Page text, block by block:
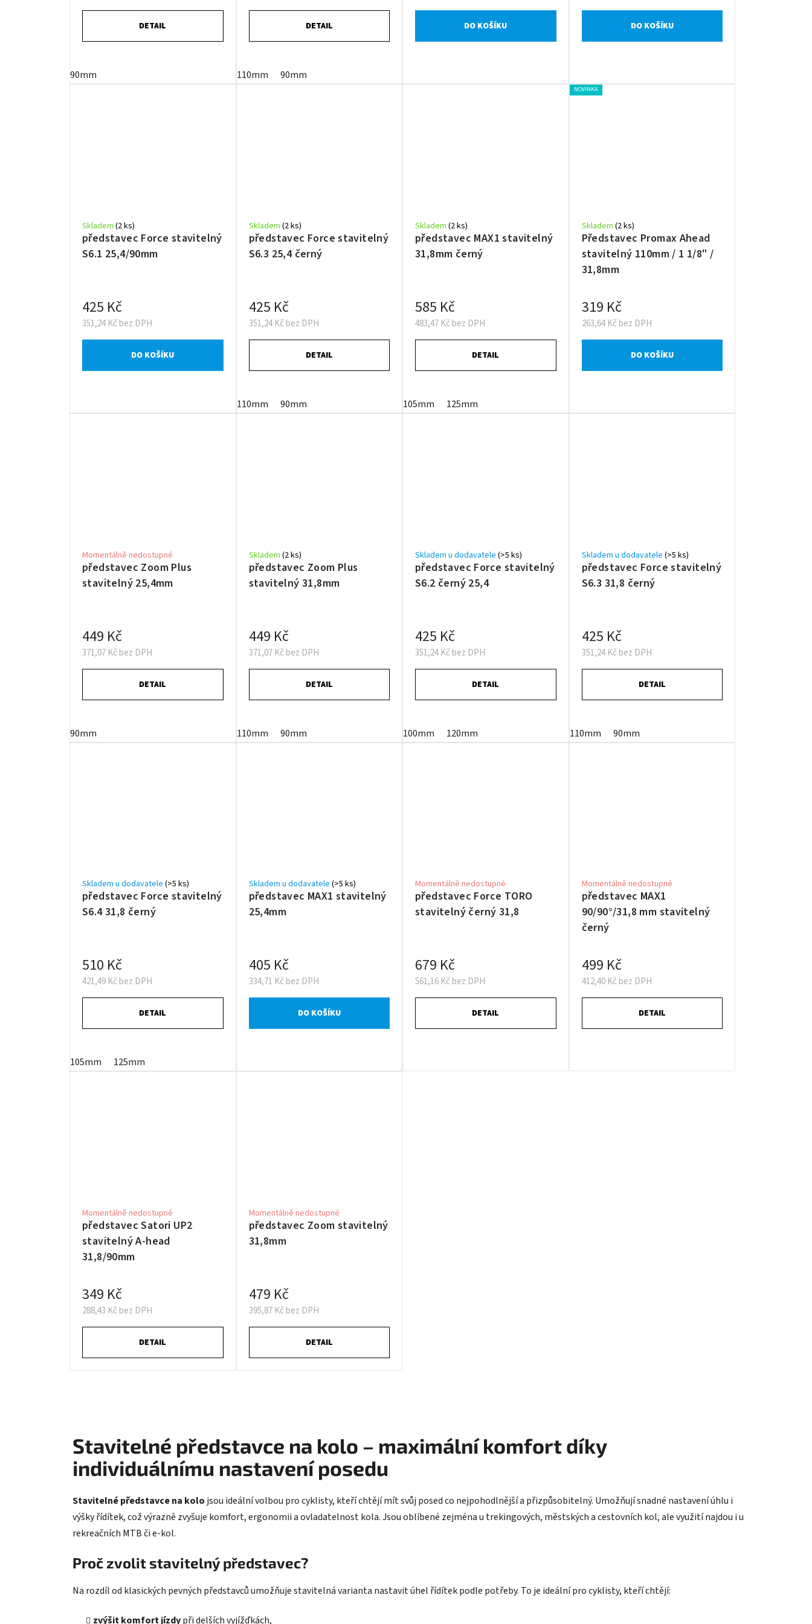
DETAIL
90mm
DETAIL
110mm 90mm
DO KOŠÍKU DO KOŠÍKU
představec Force stavitelný
S6.1 25,4/90mm
Skladem (2 ks)
351,24 Kč bez DPH
425 Kč
DO KOŠÍKU
představec Force stavitelný
S6.3 25,4 černý
Skladem (2 ks)
351,24 Kč bez DPH
425 Kč
DETAIL
110mm 90mm
představec MAX1 stavitelný
31,8mm černý
Skladem (2 ks)
483,47 Kč bez DPH
585 Kč
DETAIL
105mm 125mm
NOVINKA
Představec Promax Ahead
stavitelný 110mm / 1 1/8" /
31,8mm
Skladem (2 ks)
263,64 Kč bez DPH
319 Kč
DO KOŠÍKU
představec Zoom Plus
stavitelný 25,4mm
Momentálně nedostupné
371,07 Kč bez DPH
449 Kč
DETAIL
90mm
představec Zoom Plus
stavitelný 31,8mm
Skladem (2 ks)
371,07 Kč bez DPH
449 Kč
DETAIL
110mm 90mm
představec Force stavitelný
S6.2 černý 25,4
Skladem u dodavatele (>5 ks)
351,24 Kč bez DPH
425 Kč
DETAIL
100mm 120mm
představec Force stavitelný
S6.3 31,8 černý
Skladem u dodavatele (>5 ks)
351,24 Kč bez DPH
425 Kč
DETAIL
110mm 90mm
představec Force stavitelný
S6.4 31,8 černý
Skladem u dodavatele (>5 ks)
421,49 Kč bez DPH
510 Kč
DETAIL
105mm 125mm
představec MAX1 stavitelný
25,4mm
Skladem u dodavatele (>5 ks)
334,71 Kč bez DPH
405 Kč
DO KOŠÍKU
představec Force TORO
stavitelný černý 31,8
Momentálně nedostupné
561,16 Kč bez DPH
679 Kč
DETAIL
představec MAX1
90/90°/31,8 mm stavitelný
černý
Momentálně nedostupné
412,40 Kč bez DPH
499 Kč
DETAIL
představec Satori UP2
stavitelný A-head
31,8/90mm
Momentálně nedostupné
288,43 Kč bez DPH
349 Kč
DETAIL
představec Zoom stavitelný
31,8mm
Momentálně nedostupné
395,87 Kč bez DPH
479 Kč
DETAIL
d
a
p
r
v
p
Stavitelné představce na kolo – maximální komfort díky
individuálnímu nastavení posedu
Stavitelné představce na kolo jsou ideální volbou pro cyklisty, kteří chtějí mít svůj posed co nejpohodlnější a přizpůsobitelný. Umožňují snadné nastavení úhlu i
výšky řídítek, což výrazně zvyšuje komfort, ergonomii a ovladatelnost kola. Jsou oblíbené zejména u trekingových, městských a cestovních kol, ale využití najdou i u
rekreačních MTB či e-kol.
Proč zvolit stavitelný představec?
Na rozdíl od klasických pevných představců umožňuje stavitelná varianta nastavit úhel řídítek podle potřeby. To je ideální pro cyklisty, kteří chtějí:
zvýšit komfort jízdypři delších vyjížďkách,